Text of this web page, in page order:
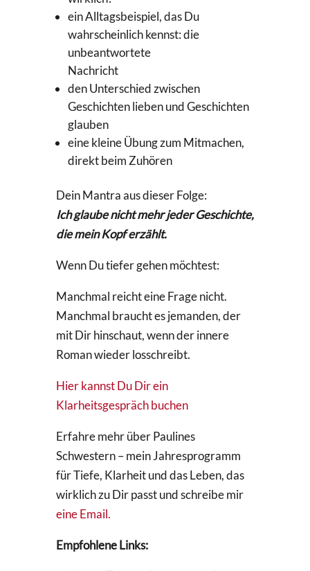
ein Alltagsbeispiel, das Du
wahrscheinlich kennst: die
unbeantwortete
Nachricht
den Unterschied zwischen
Geschichten lieben und Geschichten
glauben
eine kleine Übung zum Mitmachen,
direkt beim Zuhören
Dein Mantra aus dieser Folge:
Ich glaube nicht mehr jeder Geschichte,
die mein Kopf erzählt.
Wenn Du tiefer gehen möchtest:
Manchmal reicht eine Frage nicht.
Manchmal braucht es jemanden, der
mit Dir hinschaut, wenn der innere
Roman wieder losschreibt.
Hier kannst Du Dir ein
Klarheitsgespräch buchen
Erfahre mehr über Paulines
Schwestern – mein Jahresprogramm
für Tiefe, Klarheit und das Leben, das
wirklich zu Dir passt und schreibe mir
eine Email.
Empfohlene Links: